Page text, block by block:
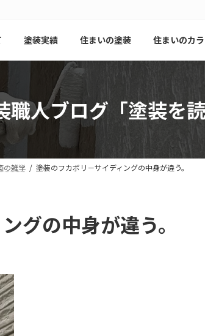
塗装実績 住まいの塗装 住まいのカ
職人ブログ「塗装を読
の雑学 塗装のフカボリ－サイディングの中身が違う。
グの中身が違う。